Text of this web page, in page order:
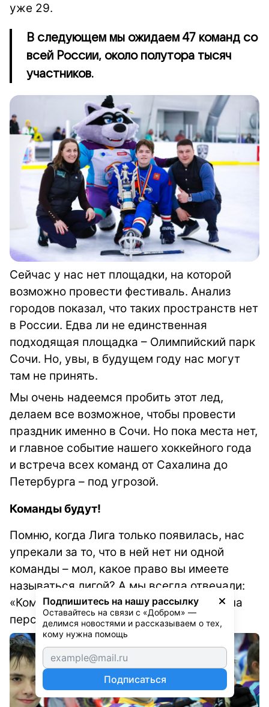
уже 29.
В следующем мы ожидаем 47 команд со
всей России, около полутора тысяч
участников.
Сейчас у нас нет площадки, на которой
возможно провести фестиваль. Анализ
городов показал, что таких пространств нет
в России. Едва ли не единственная
подходящая площадка – Олимпийский парк
Сочи. Но, увы, в будущем году нас могут
там не принять.
Мы очень надеемся пробить этот лед,
делаем все возможное, чтобы провести
праздник именно в Сочи. Но пока места нет,
и главное событие нашего хоккейного года
и встреча всех команд от Сахалина до
Петербурга – под угрозой.
Команды будут!
Помню, когда Лига только появилась, нас
упрекали за то, что в ней нет ни одной
команды – мол, какое право вы имеете
называться лигой? А мы всегда отвечали:
«Команды будут! Название придумано на
перспективу».
Подпишитесь на нашу рассылку
Оставайтесь на связи с «Добром» —
делимся новостями и рассказываем о тех,
кому нужна помощь
Подписаться